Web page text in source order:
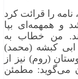
را قرائت كرد
و همهمه‌ای بپا
من خطاب به
ابی كبشه (محمد)
(روم) نیز از
می‌گوید: مطمئن